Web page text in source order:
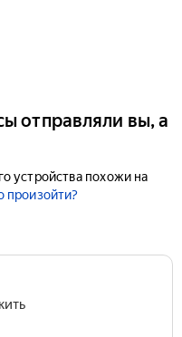
отправляли вы, а
устройства похожи на
произойти?